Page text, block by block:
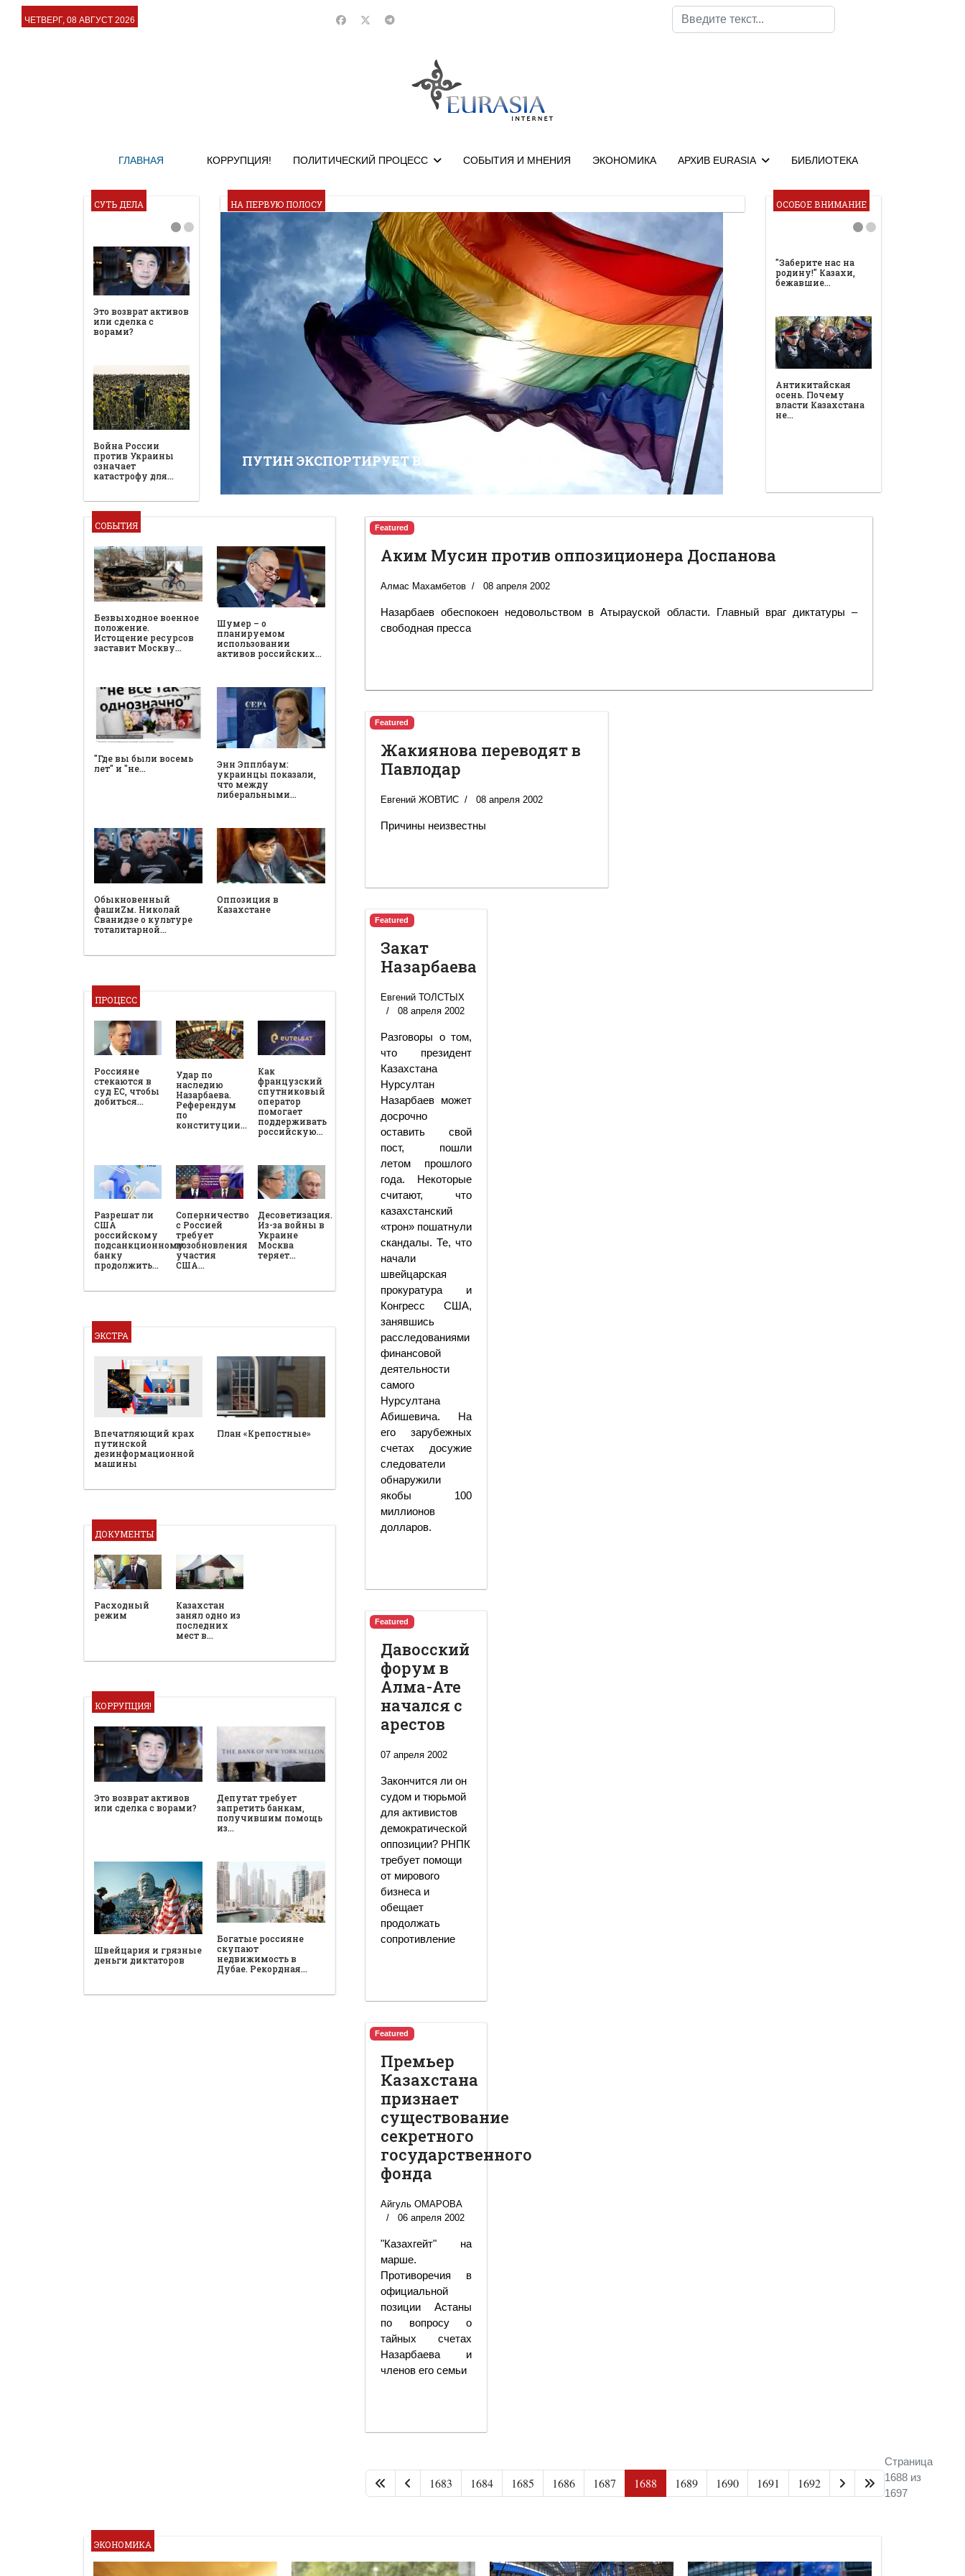
ЧЕТВЕРГ, 08 АВГУСТ 2026
Поиск
ГЛАВНАЯ КОРРУПЦИЯ! ПОЛИТИЧЕСКИЙ ПРОЦЕСС СОБЫТИЯ И МНЕНИЯ ЭКОНОМИКА АРХИВ EURASIA БИБЛИОТЕКА
СУТЬ ДЕЛА
Это возврат активов
или сделка с
ворами?
Война России
против Украины
означает
катастрофу для…
НА ПЕРВУЮ ПОЛОСУ
ПУТИН ЭКСПОРТИРУЕТ В КАЗАХСТАН НЕНАВИСТЬ
ОСОБОЕ ВНИМАНИЕ
"Заберите нас на
родину!" Казахи,
бежавшие…
Антикитайская
осень. Почему
власти Казахстана
не…
СОБЫТИЯ
Безвыходное военное
положение.
Истощение ресурсов
заставит Москву…
Шумер – о
планируемом
использовании
активов российских…
"Где вы были восемь
лет" и "не…
Энн Эпплбаум:
украинцы показали,
что между
либеральными…
Обыкновенный
фашиZм. Николай
Сванидзе о культуре
тоталитарной…
Оппозиция в
Казахстане
ПРОЦЕСС
Россияне
стекаются в
суд ЕС, чтобы
добиться…
Удар по
наследию
Назарбаева.
Референдум
по
конституции…
Как
французский
спутниковый
оператор
помогает
поддерживать
российскую…
Разрешат ли
США
российскому
подсанкционному
банку
продолжить…
Соперничество
с Россией
требует
возобновления
участия
США…
Десоветизация.
Из-за войны в
Украине
Москва
теряет…
ЭКСТРА
Впечатляющий крах
путинской
дезинформационной
машины
План «Крепостные»
ДОКУМЕНТЫ
Расходный
режим
Казахстан
занял одно из
последних
мест в…
КОРРУПЦИЯ!
Это возврат активов
или сделка с ворами?
Депутат требует
запретить банкам,
получившим помощь
из…
Швейцария и грязные
деньги диктаторов
Богатые россияне
скупают
недвижимость в
Дубае. Рекордная…
Featured
Аким Мусин против оппозиционера Доспанова
Алмас Махамбетов 08 апреля 2002
Назарбаев обеспокоен недовольством в Атырауской области. Главный враг диктатуры –
свободная пресса
Featured
Жакиянова переводят в
Павлодар
Евгений ЖОВТИС 08 апреля 2002
Причины неизвестны
Featured
Закат
Назарбаева
Евгений ТОЛСТЫХ
08 апреля 2002
Разговоры о том,
что президент
Казахстана
Нурсултан
Назарбаев может
досрочно
оставить свой
пост, пошли
летом прошлого
года. Некоторые
считают, что
казахстанский
«трон» пошатнули
скандалы. Те, что
начали
швейцарская
прокуратура и
Конгресс США,
занявшись
расследованиями
финансовой
деятельности
самого
Нурсултана
Абишевича. На
его зарубежных
счетах досужие
следователи
обнаружили
якобы 100
миллионов
долларов.
Featured
Давосский
форум в
Алма-Ате
начался с
арестов
07 апреля 2002
Закончится ли он
судом и тюрьмой
для активистов
демократической
оппозиции? РНПК
требует помощи
от мирового
бизнеса и
обещает
продолжать
сопротивление
Featured
Премьер
Казахстана
признает
существование
секретного
государственного
фонда
Айгуль ОМАРОВА
06 апреля 2002
"Казахгейт" на
марше.
Противоречия в
официальной
позиции Астаны
по вопросу о
тайных счетах
Назарбаева и
членов его семьи
1683 1684 1685 1686 1687 1688 1689 1690 1691 1692
Страница
1688 из
1697
ЭКОНОМИКА